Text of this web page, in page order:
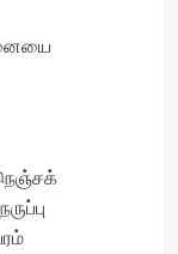
நெஞ்சக்